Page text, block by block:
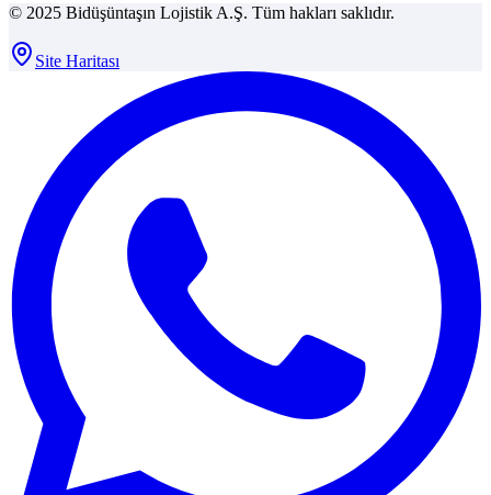
© 2025 Bidüşüntaşın Lojistik A.Ş. Tüm hakları saklıdır.
Site Haritası